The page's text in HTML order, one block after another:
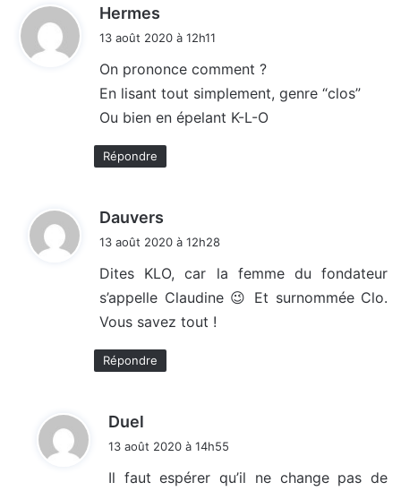
Hermes
:
13 août 2020 à 12h11
On prononce comment ?
En lisant tout simplement, genre “clos”
Ou bien en épelant K-L-O
Répondre
Dauvers
:
13 août 2020 à 12h28
Dites KLO, car la femme du fondateur
s’appelle Claudine 😉 Et surnommée Clo.
Vous savez tout !
Répondre
Duel
13 août 2020 à 14h55
Il faut espérer qu’il ne change pas de